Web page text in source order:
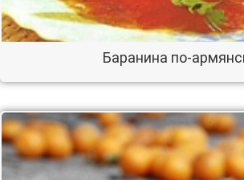
Баранина по-